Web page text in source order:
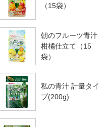
（15袋）
朝のフルーツ青汁
柑橘仕立て（15
袋）
私の青汁 計量タイ
プ(200g)